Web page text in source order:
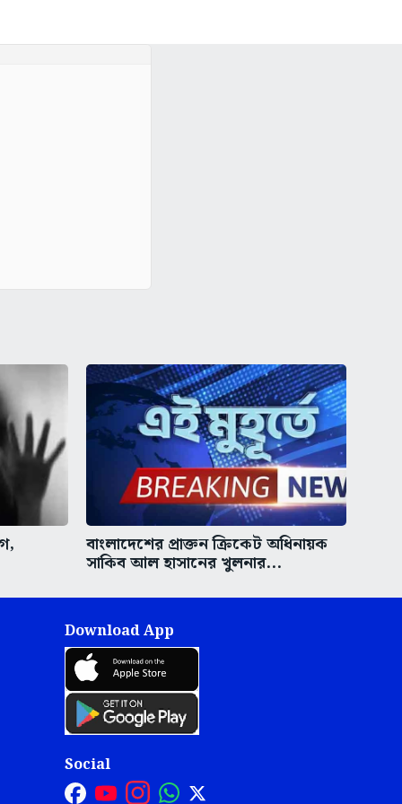
বাংলাদেশের প্রাক্তন ক্রিকেট অধিনায়ক
সাকিব আল হাসানের খুলনার...
Download App
Social